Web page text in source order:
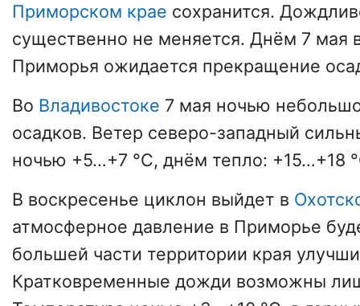
Приморском крае сохранится.
существенно не меняется. Днём 7 мая
Приморья ожидается прекращение
Во Владивостоке 7 мая ночью
осадков. Ветер северо-западный
ночью +5…+7 °С, днём тепло: +15…+18
В воскресенье циклон выйдет в
атмосферное давление в Приморье
большей части территории края
Кратковременные дожди возможны